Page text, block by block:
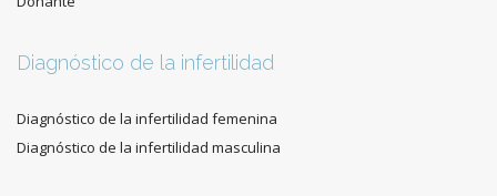
Diagnóstico de la infertilidad
Diagnóstico de la infertilidad femenina
Diagnóstico de la infertilidad masculina